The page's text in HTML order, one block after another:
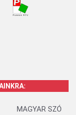
MAGYAR SZÓ